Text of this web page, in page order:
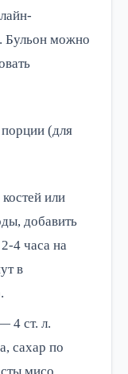
Бульон можно
(для
или
добавить
4 часа на
в
4 ст. л.
сахар по